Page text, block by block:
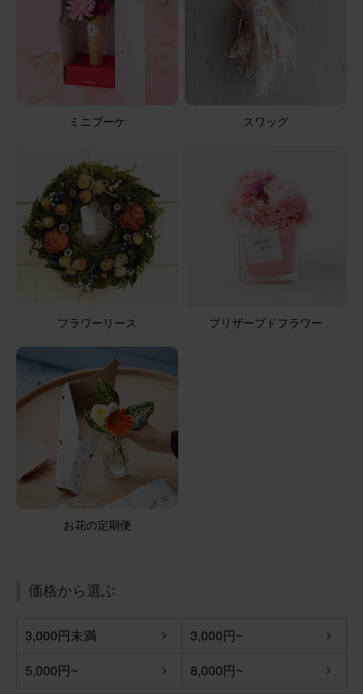
ミニブーケ スワッグ
フラワーリース プリザーブドフラワー
お花の定期便
価格から選ぶ
3,000円未満
3,000円~
5,000円~
8,000円~